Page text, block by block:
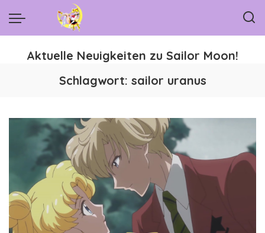
Aktuelle Neuigkeiten zu Sailor Moon!
Schlagwort: sailor uranus